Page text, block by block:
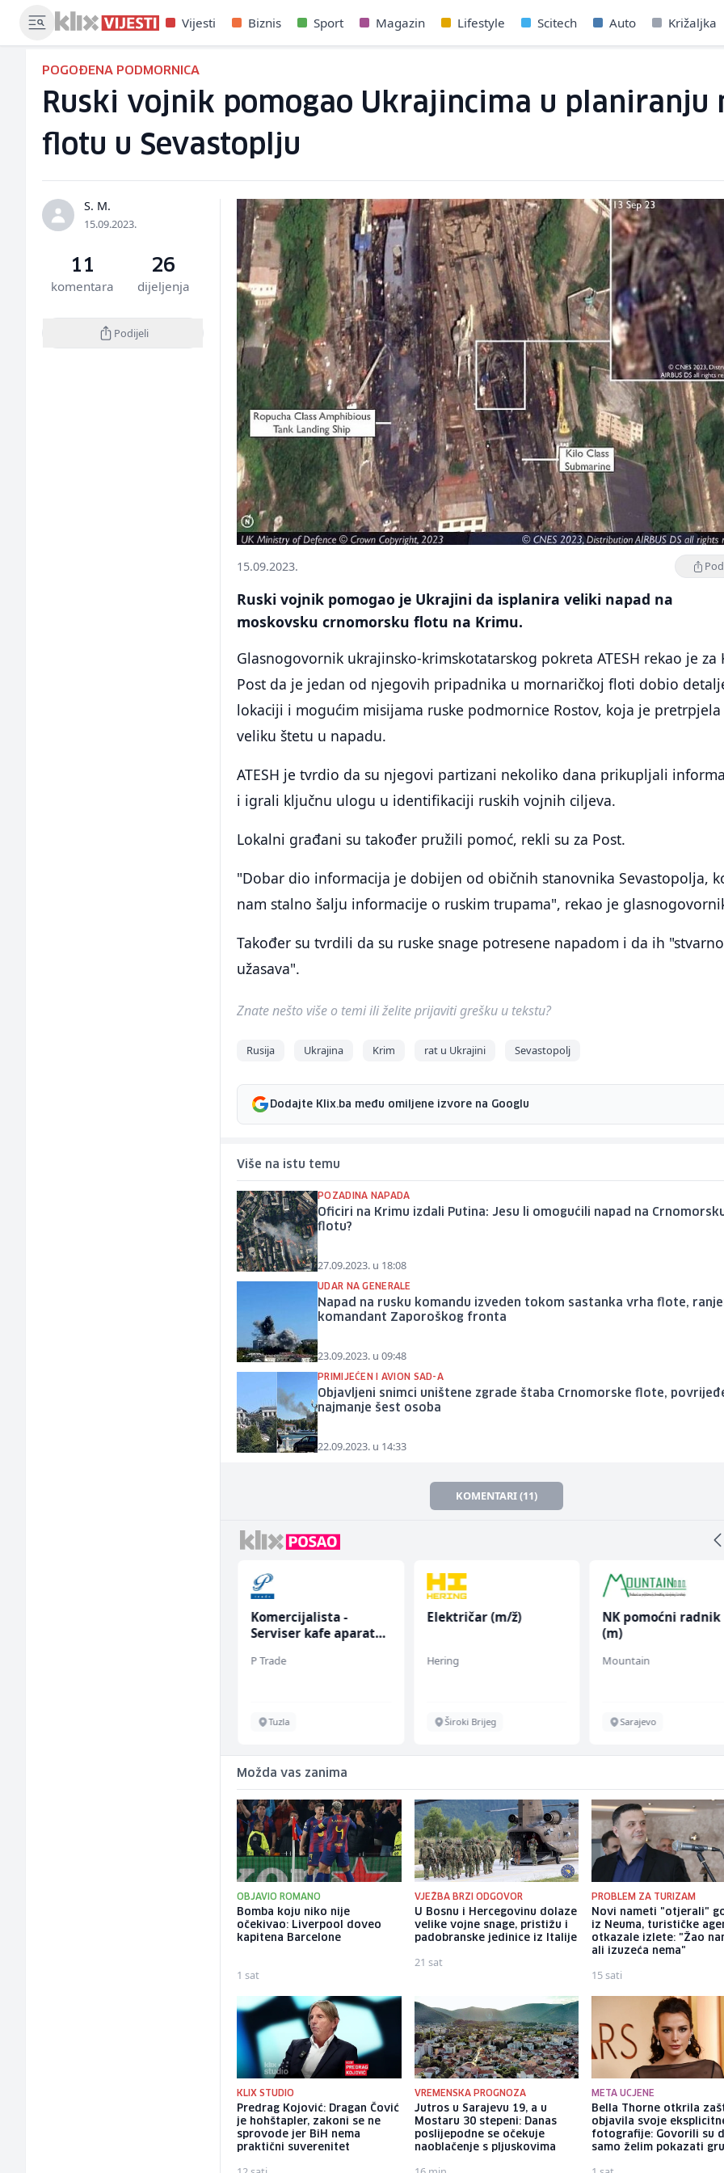
Vijesti Biznis Sport Magazin Lifestyle Scitech Auto Križaljka
POGOĐENA PODMORNICA
Ruski vojnik pomogao Ukrajincima u planiranju
flotu u Sevastoplju
S. M.
15.09.2023.
11
komentara
26
dijeljenja
Podijeli
15.09.2023.
Ruski vojnik pomogao je Ukrajini da isplanira veliki napad na
moskovsku crnomorsku flotu na Krimu.
Glasnogovornik ukrajinsko-krimskotatarskog pokreta ATESH rekao je za
Post da je jedan od njegovih pripadnika u mornaričkoj floti dobio
lokaciji i mogućim misijama ruske podmornice Rostov, koja je pretrpjela
veliku štetu u napadu.
ATESH je tvrdio da su njegovi partizani nekoliko dana prikupljali
i igrali ključnu ulogu u identifikaciji ruskih vojnih ciljeva.
Lokalni građani su također pružili pomoć, rekli su za Post.
"Dobar dio informacija je dobijen od običnih stanovnika Sevastopolja,
nam stalno šalju informacije o ruskim trupama", rekao je
Također su tvrdili da su ruske snage potresene napadom i da ih
užasava".
Znate nešto više o temi ili želite prijaviti grešku u tekstu?
Rusija Ukrajina Krim rat u Ukrajini Sevastopolj
Dodajte Klix.ba među omiljene izvore na Googlu
Više na istu temu
POZADINA NAPADA
Oficiri na Krimu izdali Putina: Jesu li omogućili napad na
flotu?
27.09.2023. u 18:08
UDAR NA GENERALE
Napad na rusku komandu izveden tokom sastanka vrha flote,
komandant Zaporoškog fronta
23.09.2023. u 09:48
PRIMIJEĆEN I AVION SAD-A
Objavljeni snimci uništene zgrade štaba Crnomorske flote,
najmanje šest osoba
22.09.2023. u 14:33
KOMENTARI (11)
Komercijalista -
Serviser kafe aparata
P Trade
Tuzla
Električar (m/ž)
Hering
Široki Brijeg
NK pomoćni radnik
(m)
Mountain
Sarajevo
Možda vas zanima
OBJAVIO ROMANO
Bomba koju niko nije
očekivao: Liverpool doveo
kapitena Barcelone
1 sat
VJEŽBA BRZI ODGOVOR
U Bosnu i Hercegovinu dolaze
velike vojne snage, pristižu i
padobranske jedinice iz Italije
21 sat
PROBLEM ZA TURIZAM
Novi nameti "otjerali"
iz Neuma, turističke
otkazale izlete: "Žao
ali izuzeća nema"
15 sati
KLIX STUDIO
Predrag Kojović: Dragan Čović
je hohštapler, zakoni se ne
sprovode jer BiH nema
praktični suverenitet
VREMENSKA PROGNOZA
Jutros u Sarajevu 19, a u
Mostaru 30 stepeni: Danas
poslijepodne se očekuje
naoblačenje s pljuskovima
META UCJENE
Bella Thorne otkrila
objavila svoje
fotografije: Govorili su
samo želim pokazati